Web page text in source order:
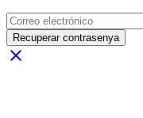
Recuperar contrasenya
close